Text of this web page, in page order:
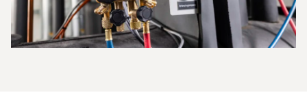
sofort reproduzierbar sind. Durch die Langzeitmessung
können Techniker gezielte Maßnahmen ergreifen, was zu
einer verbesserten Leistung und Zuverlässigkeit der